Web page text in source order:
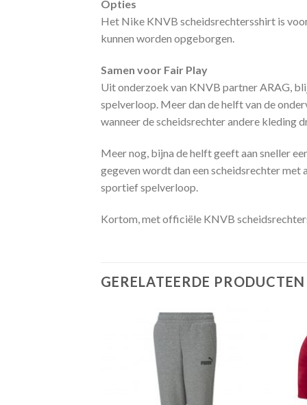
Opties
Het Nike KNVB scheidsrechtersshirt is
kunnen worden opgeborgen.
Samen voor Fair Play
Uit onderzoek van KNVB partner ARAG,
spelverloop. Meer dan de helft van de
wanneer de scheidsrechter andere kleding
Meer nog, bijna de helft geeft aan sneller
gegeven wordt dan een scheidsrechter
sportief spelverloop.
Kortom, met officiële KNVB
GERELATEERDE PRODUCTEN